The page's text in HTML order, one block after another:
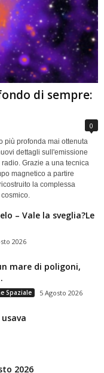
di sempre:
0
più profonda mai ottenuta
dettagli sull'emissione
Grazie a una tecnica
magnetico a partire
la complessa
– Vale la sveglia?Le
2026
mare di poligoni,
Spaziale 5 Agosto 2026
2026